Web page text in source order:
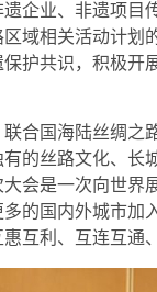
企业、非遗项目
域相关活动计划
护共识，积极开
合国海陆丝绸之
的丝路文化、长
会是一次向世界
的国内外城市加
互利、互连互通